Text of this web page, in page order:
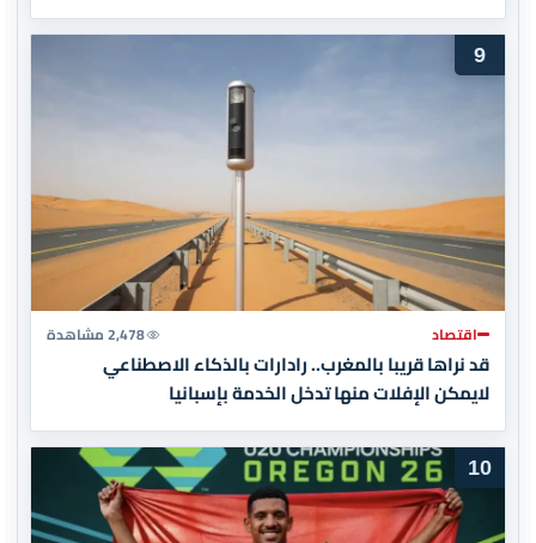
9
اقتصاد 2,478 مشاهدة
قد نراها قريبا بالمغرب.. رادارات بالذكاء الاصطناعي
لايمكن الإفلات منها تدخل الخدمة بإسبانيا
10